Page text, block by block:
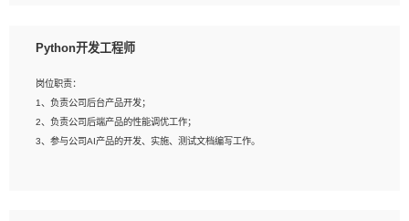
3、熟悉react/vue/angular任何一种前端框架，熟悉react优先；
5、善于沟通，具有团队意识；
Python开发工程师
岗位职责：
1、负责公司后台产品开发；
2、负责公司后端产品的性能调优工作；
3、参与公司AI产品的开发、实施、测试文档编写工作。